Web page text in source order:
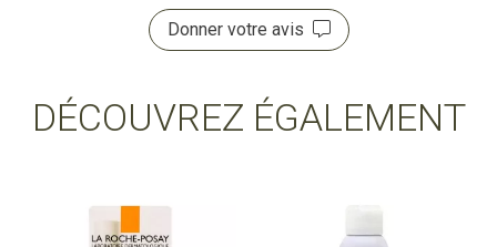
Donner votre avis
DÉCOUVREZ ÉGALEMENT